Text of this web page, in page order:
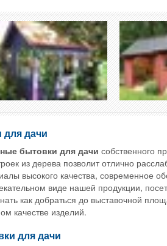
дачи
бытовки для дачи собственного
из дерева позволит отлично
высокого качества, современное
виде нашей продукции,
как добраться до выставочной
качестве изделий.
для дачи